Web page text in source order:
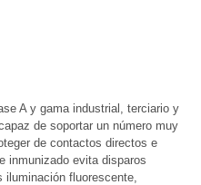
A y gama industrial, terciario y
de soportar un número muy
de contactos directos e
inmunizado evita disparos
fluorescente,